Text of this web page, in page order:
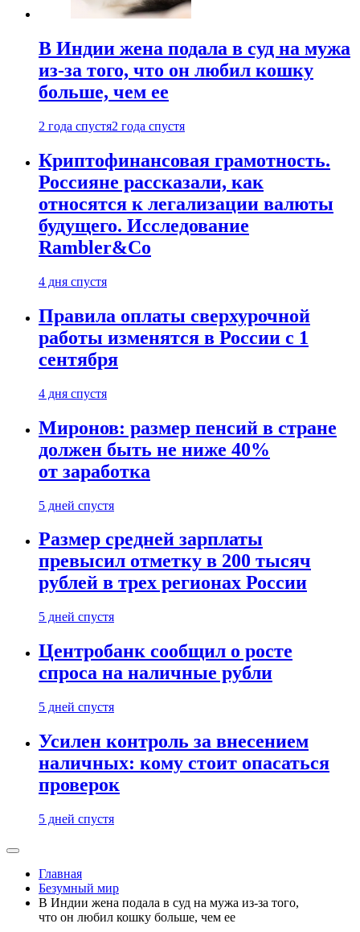
В Индии жена подала в суд на мужа
из-за того, что он любил кошку
больше, чем ее
2 года спустя2 года спустя
Криптофинансовая грамотность.
Россияне рассказали, как
относятся к легализации валюты
будущего. Исследование
Rambler&Co
4 дня спустя
Правила оплаты сверхурочной
работы изменятся в России с 1
сентября
4 дня спустя
Миронов: размер пенсий в стране
должен быть не ниже 40%
от заработка
5 дней спустя
Размер средней зарплаты
превысил отметку в 200 тысяч
рублей в трех регионах России
5 дней спустя
Центробанк сообщил о росте
спроса на наличные рубли
5 дней спустя
Усилен контроль за внесением
наличных: кому стоит опасаться
проверок
5 дней спустя
Главная
Безумный мир
В Индии жена подала в суд на мужа из-за того,
что он любил кошку больше, чем ее